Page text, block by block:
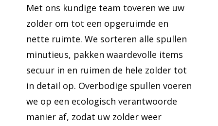
Met ons kundige team toveren we uw
zolder om tot een opgeruimde en
nette ruimte. We sorteren alle spullen
minutieus, pakken waardevolle items
secuur in en ruimen de hele zolder tot
in detail op. Overbodige spullen voeren
we op een ecologisch verantwoorde
manier af, zodat uw zolder weer